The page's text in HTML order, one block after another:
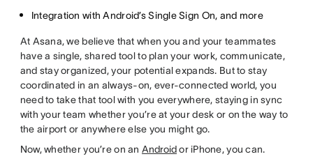
Integration with Android’s Single Sign On, and more
At Asana, we believe that when you and your teammates
have a single, shared tool to plan your work, communicate,
and stay organized, your potential expands. But to stay
coordinated in an always-on, ever-connected world, you
need to take that tool with you everywhere, staying in sync
with your team whether you’re at your desk or on the way to
the airport or anywhere else you might go.
Now, whether you’re on an Androidor iPhone, you can.